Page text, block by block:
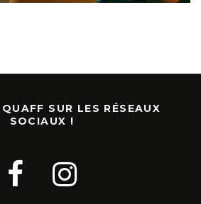
SUR LES RÉSEAUX
SOCIAUX !